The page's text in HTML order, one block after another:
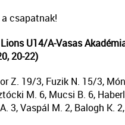
csapatnak!
Lions U14/A-Vasas
20-22)
Z. 19/3, Fuzik N. 15/3,
M. 6, Mucsi B. 6,
3, Vaspál M. 2, Balogh K.